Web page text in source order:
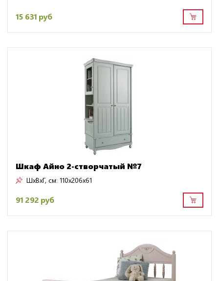
15 631 руб
Шкаф Айно 2-створчатый №7
ШxВxГ, см: 110x206x61
91 292 руб